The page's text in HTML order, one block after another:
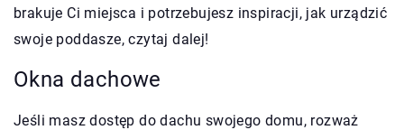
brakuje Ci miejsca i potrzebujesz inspiracji, jak urządzić
swoje poddasze, czytaj dalej!
Okna dachowe
Jeśli masz dostęp do dachu swojego domu, rozważ